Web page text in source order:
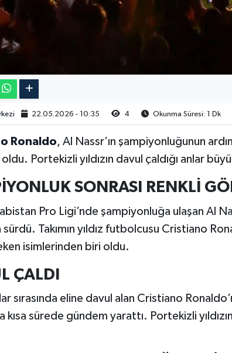
22.05.2026 - 10:35 4 Okunma Süresi: 1 Dk
Ronaldo, Al Nassr’ın şampiyonluğunun
Portekizli yıldızın davul çaldığı anlar
SONRASI RENKLİ
Pro Ligi’nde şampiyonluğa ulaşan Al
Takımın yıldız futbolcusu Cristiano
isimlerinden biri oldu.
ÇALDI
sırasında eline davul alan Cristiano
kısa sürede gündem yarattı. Portekizli